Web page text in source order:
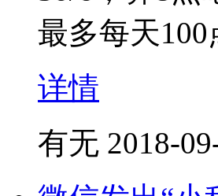
最多每天100
详情
有无 2018-